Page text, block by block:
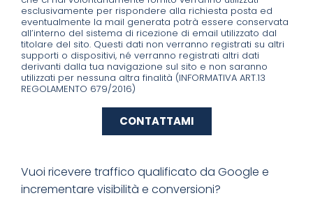
Vuoi ricevere traffico qualificato da Google e
incrementare visibilità e conversioni?
esclusivamente per rispondere alla richiesta posta ed
eventualmente la mail generata potrà essere conservata
all’interno del sistema di ricezione di email utilizzato dal
titolare del sito. Questi dati non verranno registrati su altri
supporti o dispositivi, né verranno registrati altri dati
derivanti dalla tua navigazione sul sito e non saranno
utilizzati per nessuna altra finalità (INFORMATIVA ART.13
REGOLAMENTO 679/2016)
CONTATTAMI